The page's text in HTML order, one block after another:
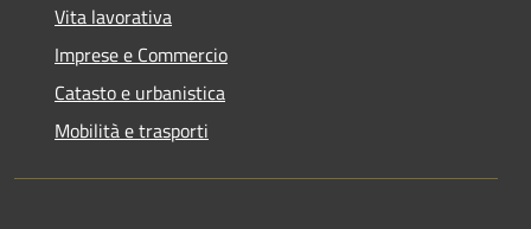
Vita lavorativa
Imprese e Commercio
Catasto e urbanistica
Mobilità e trasporti